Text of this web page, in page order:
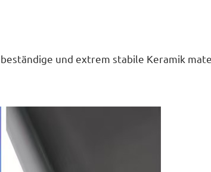
und extrem stabile Keramik